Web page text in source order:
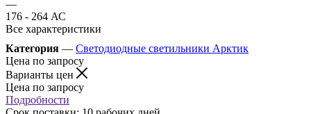
—
176 - 264 АС
Все характеристики
Категория — Светодиодные светильники Арктик
Цена по запросу
Варианты цен
Цена по запросу
Подробности